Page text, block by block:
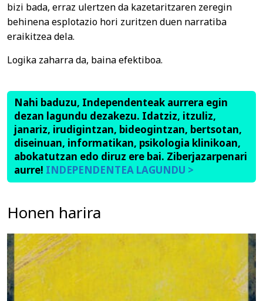
bizi bada, erraz ulertzen da kazetaritzaren zeregin
behinena esplotazio hori zuritzen duen narratiba
eraikitzea dela.
Logika zaharra da, baina efektiboa.
Nahi baduzu, Independenteak aurrera egin
dezan lagundu dezakezu. Idatziz, itzuliz,
janariz, irudigintzan, bideogintzan, bertsotan,
diseinuan, informatikan, psikologia klinikoan,
abokatutzan edo diruz ere bai. Ziberjazarpenari
aurre! INDEPENDENTEA LAGUNDU >
Honen harira